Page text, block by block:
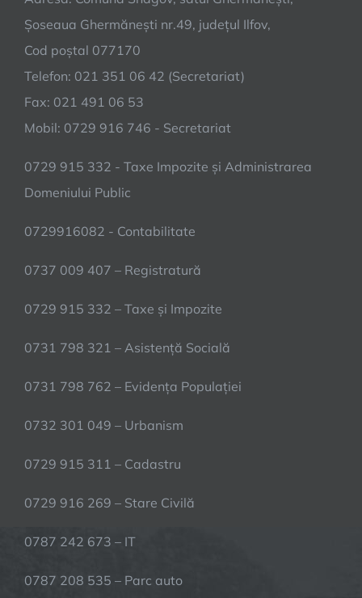
Șoseaua Ghermănești nr.49, județul Ilfov,
Cod poștal 077170
Telefon: 021 351 06 42 (Secretariat)
Fax: 021 491 06 53
Mobil: 0729 916 746 - Secretariat
0729 915 332 - Taxe Impozite și Administrarea
Domeniului Public
0729916082 - Contabilitate
0737 009 407 – Registratură
0729 915 332 – Taxe și Impozite
0731 798 321 – Asistență Socială
0731 798 762 – Evidența Populației
0732 301 049 – Urbanism
0729 915 311 – Cadastru
0729 916 269 – Stare Civilă
0787 242 673 – IT
0787 208 535 – Parc auto